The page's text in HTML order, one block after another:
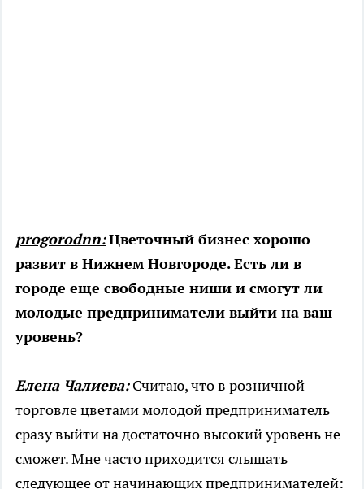
progorodnn:Цветочный бизнес хорошо
развит в Нижнем Новгороде. Есть ли в
городе еще свободные ниши и смогут ли
молодые предприниматели выйти на ваш
уровень?
Елена Чалиева:Считаю, что в розничной
торговле цветами молодой предприниматель
сразу выйти на достаточно высокий уровень не
сможет. Мне часто приходится слышать
следующее от начинающих предпринимателей: